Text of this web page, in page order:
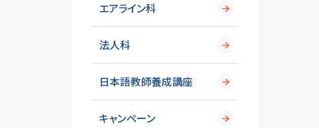
エアライン科
法人科
日本語教師養成講座
キャンペーン